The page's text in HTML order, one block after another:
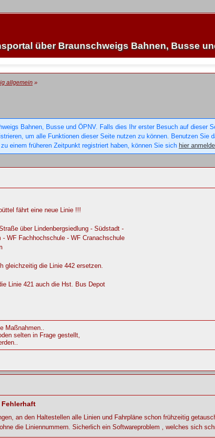
über Braunschweigs Bahnen, Busse
allgemein »
Bahnen, Busse und ÖPNV. Falls dies Ihr erster Besuch auf dieser
um alle Funktionen dieser Seite nutzen zu können. Benutzen Sie
einem früheren Zeitpunkt registriert haben, können Sie sich hier
fährt eine neue Linie !!!
über Lindenbergsiedlung - Südstadt -
WF Fachhochschule - WF Cranachschule
gleichzeitig die Linie 442 ersetzen.
Linie 421 auch die Hst. Bus Depot
Maßnahmen..
selten in Frage gestellt,
an den Haltestellen alle Linien und Fahrpläne schon frühzeitig
die Liniennummern. Sicherlich ein Softwareproblem , welches sich